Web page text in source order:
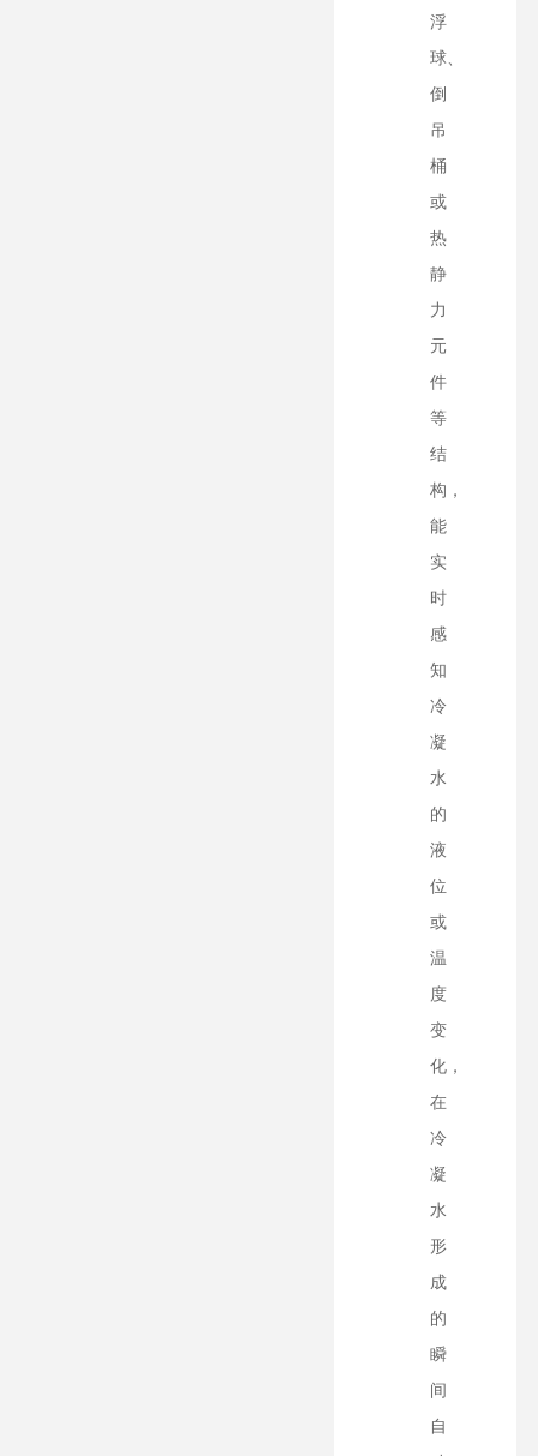
浮
球、
倒
吊
桶
或
热
静
力
元
件
等
结
构，
能
实
时
感
知
冷
凝
水
的
液
位
或
温
度
变
化，
在
冷
凝
水
形
成
的
瞬
间
自